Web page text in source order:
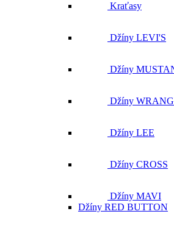
Kraťasy
Džíny LEVI'S
Džíny
Džíny
Džíny LEE
Džíny CROSS
Džíny MAVI
Džíny RED BUTTON